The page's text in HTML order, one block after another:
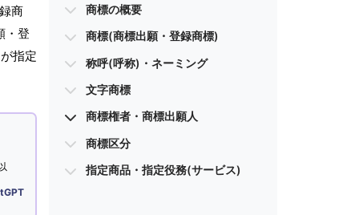
商
・登
指定
商標の概要
商標(商標出願・登録商標)
称呼(呼称)・ネーミング
文字商標
商標権者・商標出願人
商標区分
指定商品・指定役務(サービス)